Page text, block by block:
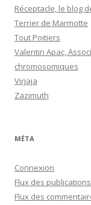
Réceptacle, le blog
Terrier de Marmotte
Tout Poitiers
Valentin Apac,
chromosomiques
Virjaja
Zazimuth
MÉTA
Connexion
Flux des publications
Flux des